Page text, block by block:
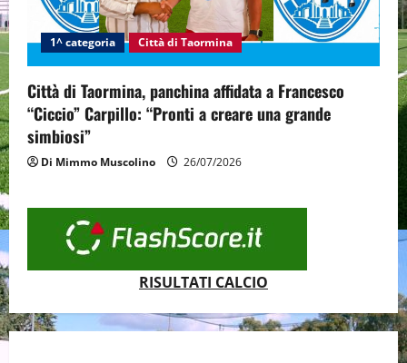
1^ categoria Città di Taormina
Città di Taormina, panchina affidata a Francesco
“Ciccio” Carpillo: “Pronti a creare una grande
simbiosi”
Di Mimmo Muscolino 26/07/2026
RISULTATI CALCIO